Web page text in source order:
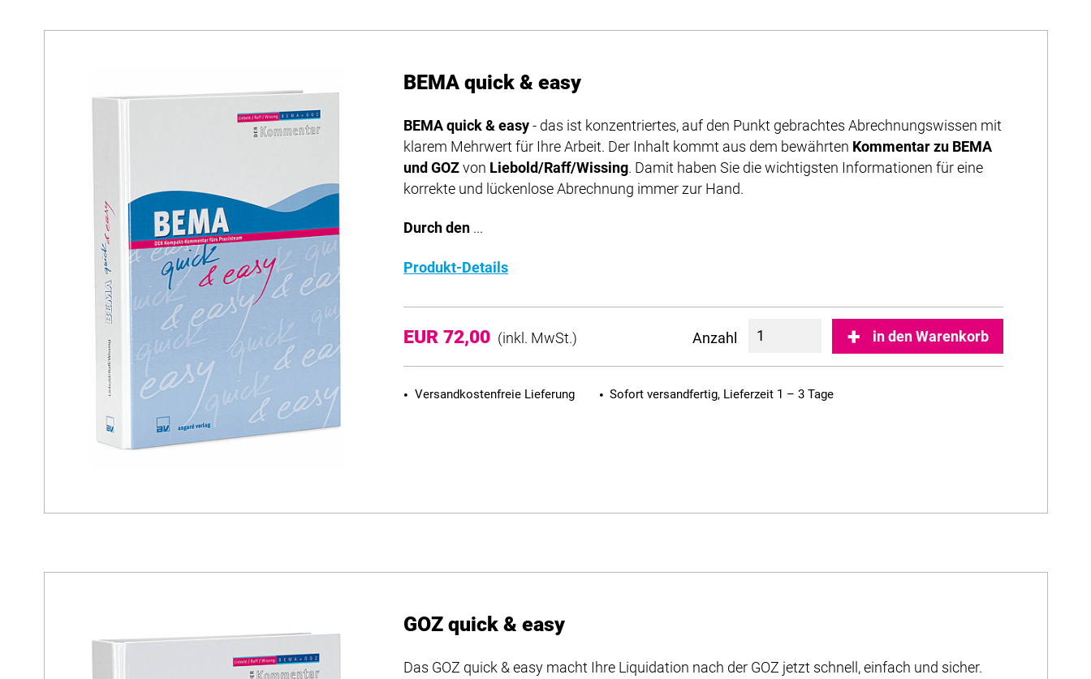
BEMA quick & easy
BEMA quick & easy- das ist konzentriertes, auf den Punkt gebrachtes Abrechnungswissen mit
klarem Mehrwert für Ihre Arbeit. Der Inhalt kommt aus dem bewährten Kommentar zu BEMA
und GOZvon Liebold/Raff/Wissing. Damit haben Sie die wichtigsten Informationen für eine
korrekte und lückenlose Abrechnung immer zur Hand.
Durch den ...
Produkt-Details
EUR 72,00 (inkl. MwSt.) Anzahl in den Warenkorb
Versandkostenfreie Lieferung Sofort versandfertig, Lieferzeit 1 – 3 Tage
GOZ quick & easy
Das GOZ quick & easy macht Ihre Liquidation nach der GOZ jetzt schnell, einfach und sicher.